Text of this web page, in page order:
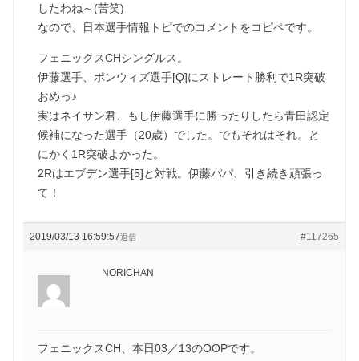
したわね～(苦笑)
なので、日本選手情報トピでのコメントをコピペです。
フェニックスCHシングルス。
伊藤選手、ポンウィズ選手[Q]にストレート勝利で1R突破
おめっ♪
実はネイサン君、もし伊藤選手に勝ったりしたら青田認定
候補になった選手（20歳）でした。でもそれはそれ。と
にかく1R突破よかった。
2Rはエブデン選手[5]と対戦。伊藤パパ、引き続き頑張っ
て！
2019/03/13 16:59:57 #117265
返信
NORICHAN
フェニックスCH、本日03／13のOOPです。